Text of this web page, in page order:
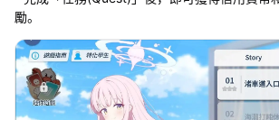
勵。